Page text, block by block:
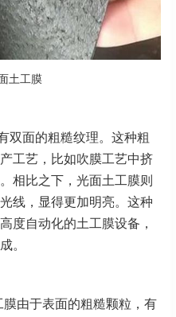
土工膜
双面的粗糙纹理。这种粗
工艺，比如吹膜工艺中挤
相比之下，光面土工膜则
线，显得更加明亮。这种
度自动化的土工膜设备，
。
由于表面的粗糙颗粒，有